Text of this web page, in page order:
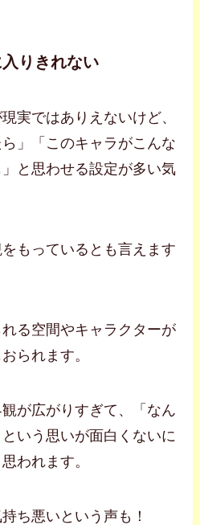
りきれない
実ではありえないけど、
ら」「このキャラがこんな
と思わせる設定が多い気
もっているとも言えます
る空間やキャラクターが
られます。
が広がりすぎて、「なん
いう思いが面白くないに
われます。
ち悪いという声も！